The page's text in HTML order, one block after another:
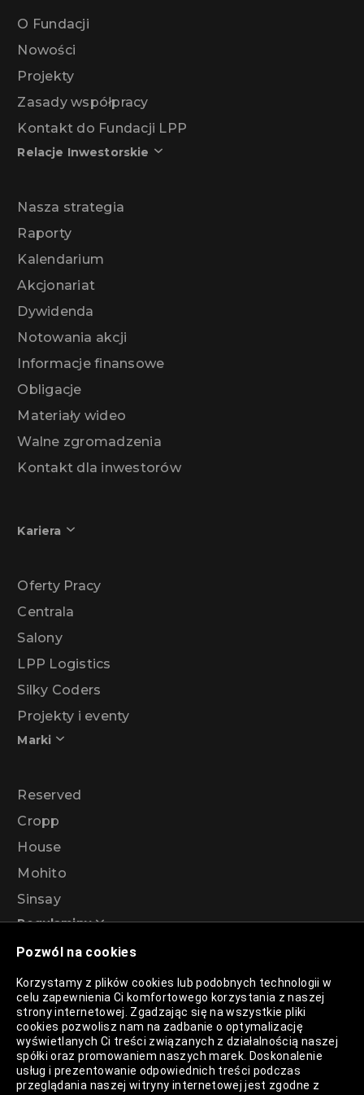
Pozwól na cookies
Korzystamy z plików cookies lub podobnych technologii w
celu zapewnienia Ci komfortowego korzystania z naszej
strony internetowej. Zgadzając się na wszystkie pliki
cookies pozwolisz nam na zadbanie o optymalizację
wyświetlanych Ci treści związanych z działalnością naszej
spółki oraz promowaniem naszych marek. Doskonalenie
usług i prezentowanie odpowiednich treści podczas
przeglądania naszej witryny internetowej jest zgodne z
O Fundacji
Nowości
Projekty
Zasady współpracy
Kontakt do Fundacji LPP
Relacje Inwestorskie
Nasza strategia
Raporty
Kalendarium
Akcjonariat
Dywidenda
Notowania akcji
Informacje finansowe
Obligacje
Materiały wideo
Walne zgromadzenia
Kontakt dla inwestorów
Kariera
Oferty Pracy
Centrala
Salony
LPP Logistics
Silky Coders
Projekty i eventy
Marki
Reserved
Cropp
House
Mohito
Sinsay
Regulaminy
Regulamin akcji promocyjnej – Program
rabatowy 99%
Polityka Prywatności
Polityka Plików Cookies